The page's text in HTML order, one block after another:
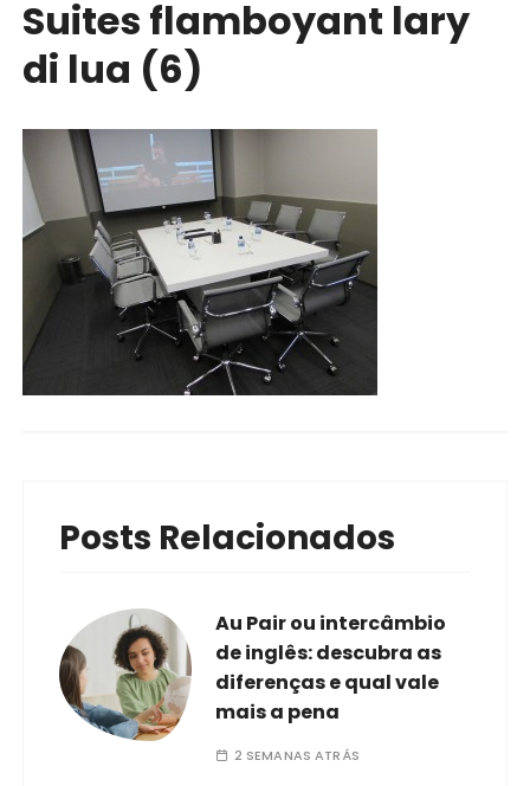
Suites flamboyant lary
di lua (6)
Posts Relacionados
Au Pair ou intercâmbio
de inglês: descubra as
diferenças e qual vale
mais a pena
2 SEMANAS ATRÁS